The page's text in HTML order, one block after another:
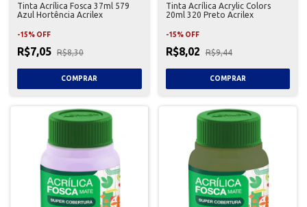
Tinta Acrílica Fosca 37ml 579
Azul Hortência Acrilex
-15% OFF
R$7,05 R$8,30
Tinta Acrílica Acrylic Colors
20ml 320 Preto Acrilex
-15% OFF
R$8,02 R$9,44